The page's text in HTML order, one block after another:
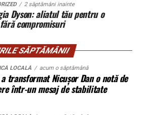
despre acte. Devine o analiză a
Instanța cântărește
instanță: ritm și
fost dimensionată conform cerințelor
modelul poate fi extins cu prize
de la 3 metri la 12 metri
2 săptămâni inainte
Dyson: aliatul tău pentru o
compromisuri
SĂPTĂMÂNII
LOCALĂ acum o săptămână
transformat Nicușor Dan o notă de
într-un mesaj de stabilitate